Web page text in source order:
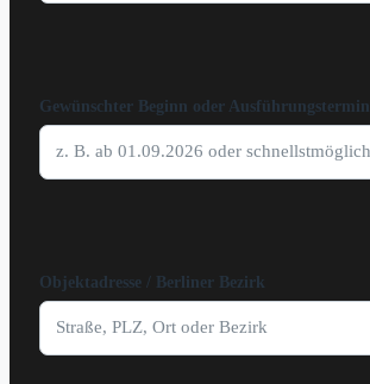
Gewünschter Beginn oder Ausführungstermin
Objektadresse / Berliner Bezirk